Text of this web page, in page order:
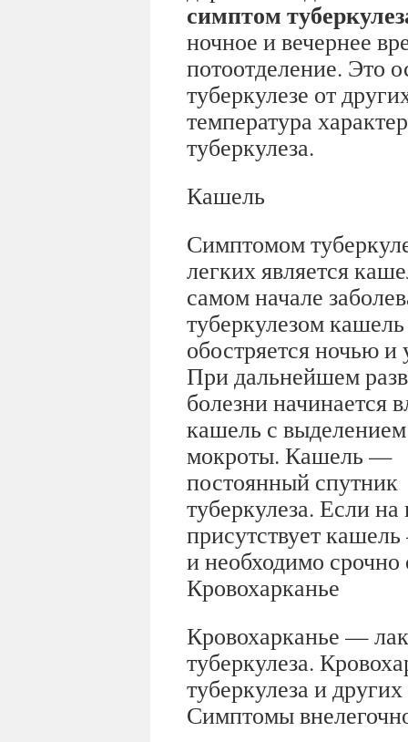
симптом
ночное и вечернее
потоотделение. Это
туберкулезе от
температура
туберкулеза.
Кашель
Симптомом
легких является
самом начале
туберкулезом
обостряется ночью и
При дальнейшем
болезни начинается
кашель с выделением
мокроты. Кашель —
постоянный спутник
туберкулеза. Если
присутствует
и необходимо срочно
Кровохарканье
Кровохарканье —
туберкулеза.
туберкулеза и
Симптомы